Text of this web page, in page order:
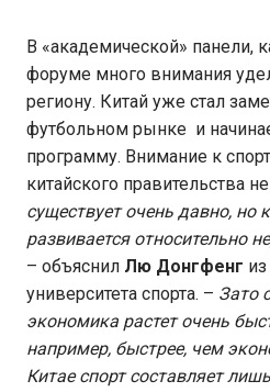
В «академической» панели,
форуме много внимания
региону. Китай уже стал
футбольном рынке и
программу. Внимание к
китайского правительства
существует очень давно, но
развивается относительно
– объяснил Лю Донгфенг
университета спорта. – Зато
экономика растет очень
например, быстрее, чем
Китае спорт составляет